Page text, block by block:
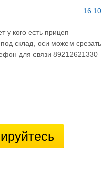
у кого есть прицеп
склад, оси можем срезать
для связи 89212621330